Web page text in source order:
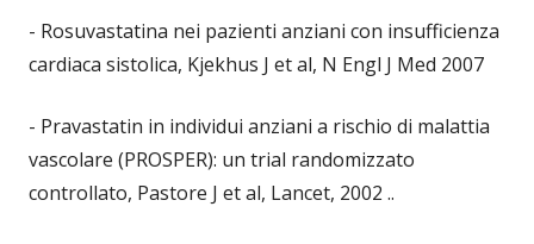
- Rosuvastatina nei pazienti anziani con insufficienza
cardiaca sistolica, Kjekhus J et al, N Engl J Med 2007
- Pravastatin in individui anziani a rischio di malattia
vascolare (PROSPER): un trial randomizzato
controllato, Pastore J et al, Lancet, 2002 ..